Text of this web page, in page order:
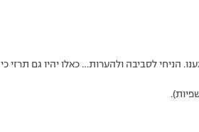
הניחי לסביבה ולהערות… כאלו יהיו גם תרזי כי